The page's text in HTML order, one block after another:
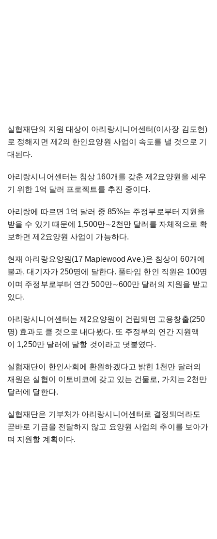
실협재단의 지원 대상이 아리랑시니어센터(이사장 김도헌)
로 정해지면 제2의 한인요양원 사업이 속도를 낼 것으로 기
대된다.
아리랑시니어센터는 침상 160개를 갖춘 제2요양원을 세우
기 위한 1억 달러 프로젝트를 추진 중이다.
아리랑에 따르면 1억 달러 중 85%는 주정부로부터 지원을
받을 수 있기 때문에 1,500만∼2천만 달러를 자체적으로 확
보하면 제2요양원 사업이 가능하다.
현재 아리랑요양원(17 Maplewood Ave.)은 침상이 60개에
불과, 대기자가 250명에 달한다. 풀타임 한인 직원은 100명
이며 주정부로부터 연간 500만∼600만 달러의 지원을 받고
있다.
아리랑시니어센터는 제2요양원이 건립되면 고용창출(250
명) 효과도 클 것으로 내다봤다. 또 주정부의 연간 지원액
이 1,250만 달러에 달할 것이라고 덧붙였다.
실협재단이 한인사회에 환원하겠다고 밝힌 1천만 달러의
재원은 실협이 이토비코에 갖고 있는 건물로, 가치는 2천만
달러에 달한다.
실협재단은 기부처가 아리랑시니어센터로 결정되더라도
곧바로 기금을 전달하지 않고 요양원 사업의 추이를 보아가
며 지원할 계획이다.